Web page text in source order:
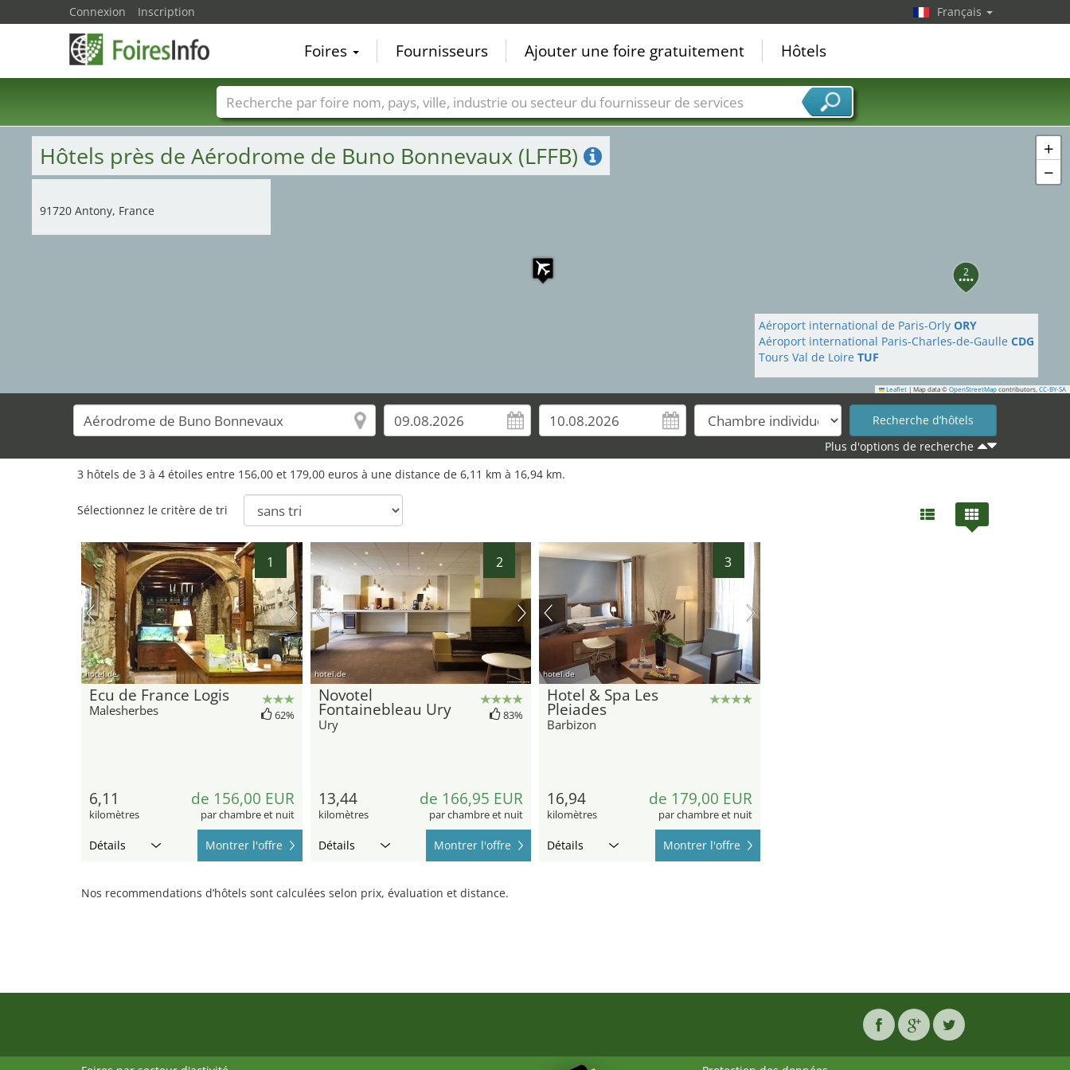
1
2
+
−
Leaflet | Map data © OpenStreetMap contributors, CC-BY-SA
Hôtels près de Aérodrome de Buno Bonnevaux (LFFB)
91720 Antony, France
Aéroport international de Paris-Orly ORY
Aéroport international Paris-Charles-de-Gaulle CDG
Tours Val de Loire TUF
Plus d'options de recherche
3 hôtels de 3 à 4 étoiles entre 156,00 et 179,00 euros à une distance de 6,11 km à 16,94 km.
Sélectionnez le critère de tri
1
hotel.de
Ecu de France Logis
Malesherbes 62%
6,11
kilomètres
de 156,00 EUR
par chambre et nuit
Détails Montrer l'offre
2
hotel.de
Novotel
Fontainebleau Ury
Ury
83%
13,44
kilomètres
de 166,95 EUR
par chambre et nuit
Détails Montrer l'offre
3
hotel.de
Hotel & Spa Les
Pleiades
Barbizon
16,94
kilomètres
de 179,00 EUR
par chambre et nuit
Détails Montrer l'offre
Nos recommendations d’hôtels sont calculées selon prix, évaluation et distance.
Connexion Inscription Français
Foires Fournisseurs Ajouter une foire gratuitement Hôtels
Foire noms Pays Villes Secteurs de foire Secteurs du fournisseur de services